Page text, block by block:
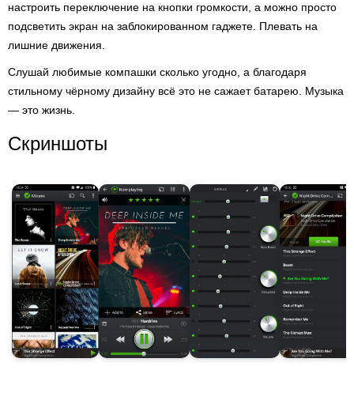
настроить переключение на кнопки громкости, а можно просто
подсветить экран на заблокированном гаджете. Плевать на
лишние движения.
Слушай любимые компашки сколько угодно, а благодаря
стильному чёрному дизайну всё это не сажает батарею. Музыка
— это жизнь.
Скриншоты